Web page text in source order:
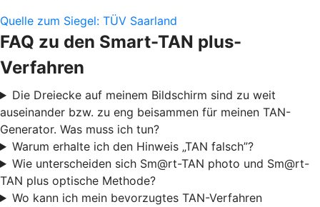
Quelle zum Siegel: TÜV Saarland
FAQ zu den Smart-TAN plus-
Verfahren
Die Dreiecke auf meinem Bildschirm sind zu weit
auseinander bzw. zu eng beisammen für meinen TAN-
Generator. Was muss ich tun?
Warum erhalte ich den Hinweis „TAN falsch”?
Wie unterscheiden sich Sm@rt-TAN photo und Sm@rt-
TAN plus optische Methode?
Wo kann ich mein bevorzugtes TAN-Verfahren